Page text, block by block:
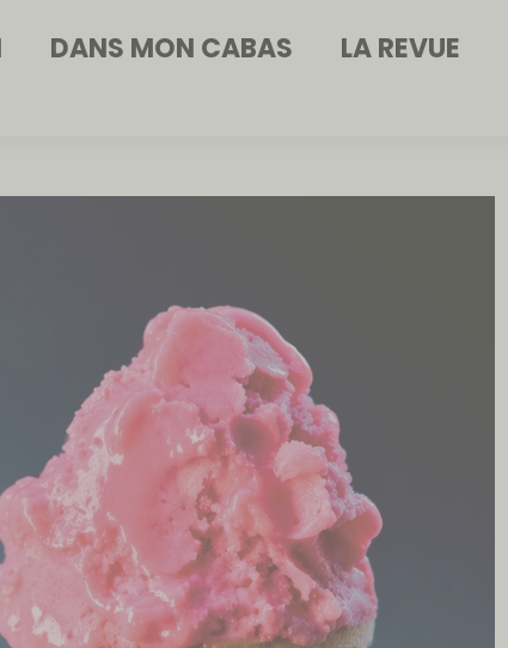
DANS MON CABAS LA REVUE